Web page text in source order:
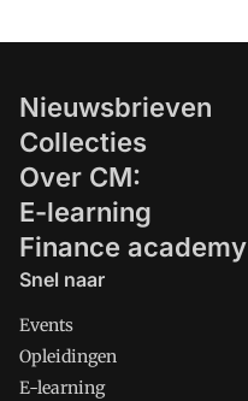
Nieuwsbrieven
Collecties
Over CM:
E-learning
Finance academy
Snel naar
Events
Opleidingen
E-learning